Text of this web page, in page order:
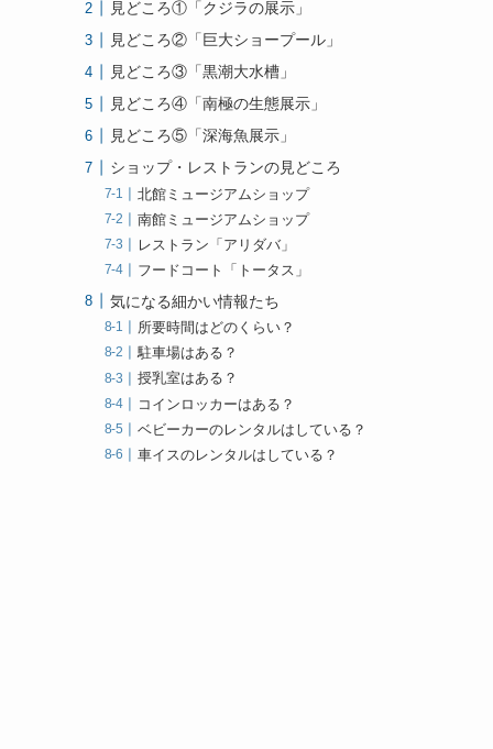
見どころ①「クジラの展示」
見どころ②「巨大ショープール」
見どころ③「黒潮大水槽」
見どころ④「南極の生態展示」
見どころ⑤「深海魚展示」
ショップ・レストランの見どころ
北館ミュージアムショップ
南館ミュージアムショップ
レストラン「アリダバ」
フードコート「トータス」
気になる細かい情報たち
所要時間はどのくらい？
駐車場はある？
授乳室はある？
コインロッカーはある？
ベビーカーのレンタルはしている？
車イスのレンタルはしている？